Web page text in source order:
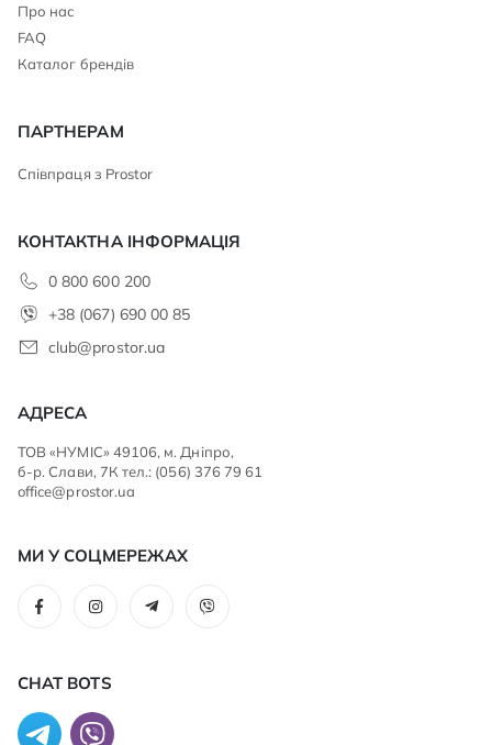
Про нас
FAQ
Каталог брендів
ПАРТНЕРАМ
Співпраця з Prostor
КОНТАКТНА ІНФОРМАЦІЯ
0 800 600 200
+38 (067) 690 00 85
club@prostor.ua
АДРЕСА
ТОВ «НУМІС» 49106, м. Дніпро,
б-р. Слави, 7К тел.: (056) 376 79 61
office@prostor.ua
МИ У СОЦМЕРЕЖАХ
CHAT BOTS